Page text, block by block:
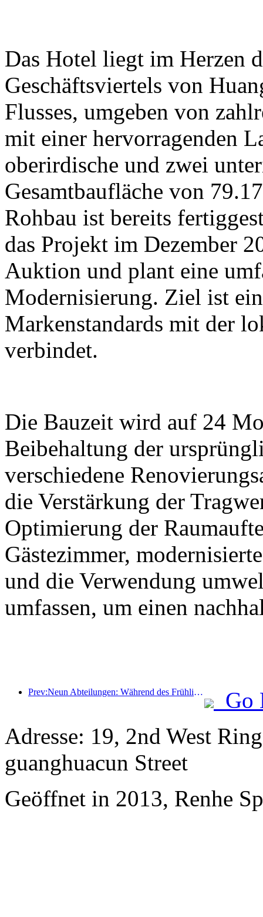
Das Hotel liegt im Herzen
Geschäftsviertels von
Flusses, umgeben von
mit einer hervorragenden
oberirdische und zwei
Gesamtbaufläche von
Rohbau ist bereits
das Projekt im Dezember
Auktion und plant eine
Modernisierung. Ziel ist
Markenstandards mit der
verbindet.
Die Bauzeit wird auf 24
Beibehaltung der
verschiedene
die Verstärkung der
Optimierung der
Gästezimmer,
und die Verwendung
umfassen, um einen
Prev:Neun Abteilungen: Während des Frühlingsfestes bieten Kettenhotels und Boutique-Gastfamilien Vorzugsleistungen an.
Go
Adresse: 19, 2nd West
guanghuacun Street
Geöffnet in 2013, Renhe